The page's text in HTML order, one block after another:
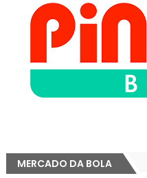
MERCADO DA BOLA